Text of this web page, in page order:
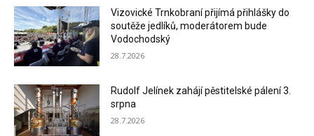
Vizovické Trnkobraní přijímá přihlášky do
soutěže jedlíků, moderátorem bude
Vodochodský
28.7.2026
Rudolf Jelínek zahájí pěstitelské pálení 3.
srpna
28.7.2026